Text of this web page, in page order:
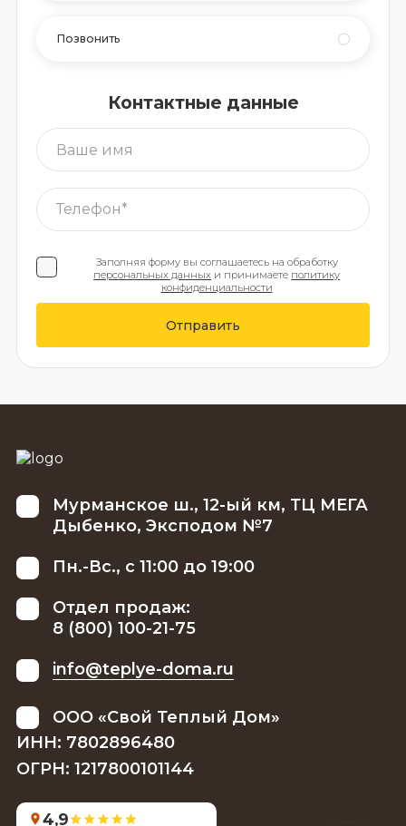
Позвонить
Контактные данные
Заполняя форму вы соглашаетесь на обработку
персональных данных и принимаете политику
конфиденциальности
Отправить
Мурманское ш., 12-ый км, ТЦ МЕГА
Дыбенко, Эксподом №7
Пн.-Вс., с 11:00 до 19:00
Отдел продаж:
8 (800) 100-21-75
info@teplye-doma.ru
ООО «Свой Теплый Дом»
ИНН: 7802896480
ОГРН: 1217800101144
4,9